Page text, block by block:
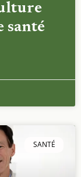
santé
SANTÉ